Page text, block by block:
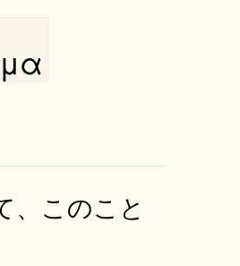
、このこと